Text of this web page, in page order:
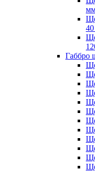
Габбро